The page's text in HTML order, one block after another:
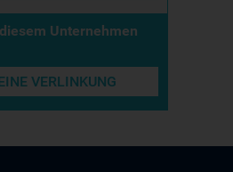
Unternehmen
VERLINKUNG